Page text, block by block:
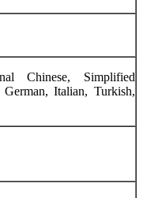
Chinese, Simplified
German, Italian, Turkish,